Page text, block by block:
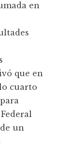
en
que en
cuarto
un